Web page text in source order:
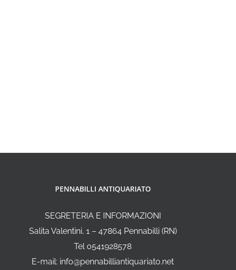
PENNABILLI ANTIQUARIATO
SEGRETERIA E INFORMAZIONI
Salita Valentini, 1 – 47864 Pennabilli (RN)
Tel 0541928578
E-mail: info@pennabilliantiquariato.net